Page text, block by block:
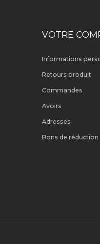
VOTRE
Informations
Retours produit
Commandes
Avoirs
Adresses
Bons de réduction